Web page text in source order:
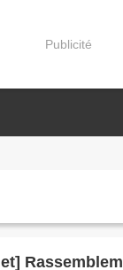
Publicité